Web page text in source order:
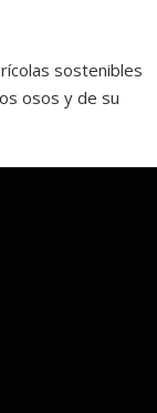
sostenibles
osos y de su